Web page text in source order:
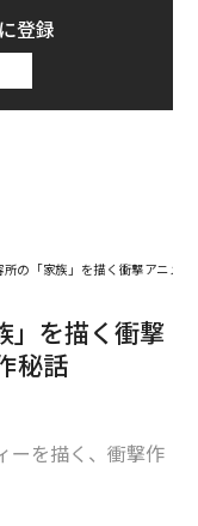
登録
所の「家族」を描く衝撃アニメ
」を描く衝撃
秘話
ーを描く、衝撃作